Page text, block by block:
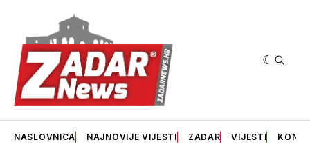
NASLOVNICA NAJNOVIJE VIJESTI ZADAR VIJESTI